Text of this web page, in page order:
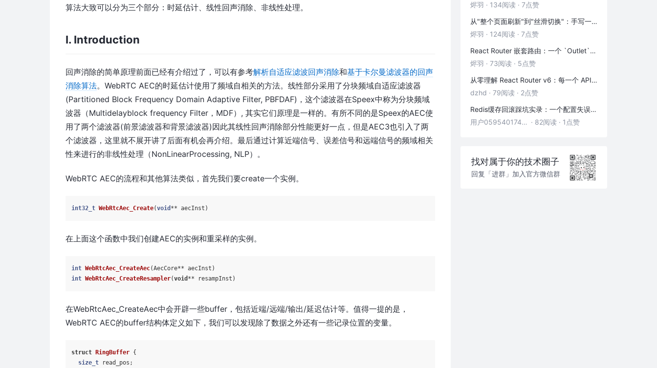
算法大致可以分为三个部分：时延估计、线性回声消除、非线性处理。
I. Introduction
回声消除的简单原理前面已经有介绍过了，可以有参考解析自适应滤波回声消除和基于卡尔曼滤波器的回声
消除算法。WebRTC AEC的时延估计使用了频域自相关的方法。线性部分采用了分块频域自适应滤波器
(Partitioned Block Frequency Domain Adaptive Filter, PBFDAF)，这个滤波器在Speex中称为分块频域
波器（Multidelayblock frequency Filter，MDF）, 其实它们原理是一样的。有所不同的是Speex的AEC使
用了两个滤波器(前景滤波器和背景滤波器)因此其线性回声消除部分性能更好一点，但是AEC3也引入了两
个滤波器，这里就不展开讲了后面有机会再介绍。最后通过计算近端信号、误差信号和远端信号的频域相关
性来进行的非线性处理（NonLinearProcessing, NLP）。
WebRTC AEC的流程和其他算法类似，首先我们要create一个实例。
int32_t WebRtcAec_Create(void ** aecInst)
在上面这个函数中我们创建AEC的实例和重采样的实例。
int WebRtcAec_CreateAec(AecCore** aecInst)
int WebRtcAec_CreateResampler(void ** resampInst)
在WebRtcAec_CreateAec中会开辟一些buffer，包括近端/远端/输出/延迟估计等。值得一提的是，
WebRTC AEC的buffer结构体定义如下，我们可以发现除了数据之外还有一些记录位置的变量。
struct RingBuffer {
size_t read_pos;
烬羽 · 134阅读 · 7点赞
从"整个页面刷新"到"丝滑切换"：手写一个 HashRouter 彻底搞懂前端路由
烬羽 · 124阅读 · 7点赞
React Router 嵌套路由：一个 `Outlet` 引发的布局思考
烬羽 · 73阅读 · 5点赞
从零理解 React Router v6：每一个 API 都是怎么工作的
dzhd · 79阅读 · 2点赞
Redis缓存回滚踩坑实录：一个配置失误，让我在凌晨3点丢了3000条数据
用户05954017446 · 82阅读 · 1点赞
找对属于你的技术圈子
回复「进群」加入官方微信群